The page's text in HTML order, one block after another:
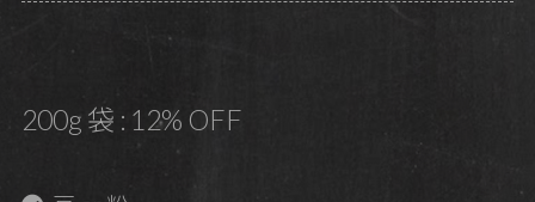
200g 袋 : 12% OFF